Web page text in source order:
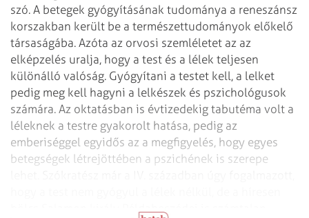
szó. A betegek gyógyításának tudománya a reneszánsz
korszakban került be a természettudományok előkelő
társaságába. Azóta az orvosi szemléletet az az
elképzelés uralja, hogy a test és a lélek teljesen
különálló valóság. Gyógyítani a testet kell, a lelket
pedig meg kell hagyni a lelkészek és pszichológusok
számára. Az oktatásban is évtizedekig tabutéma volt a
léleknek a testre gyakorolt hatása, pedig az
emberiséggel egyidős az a megfigyelés, hogy egyes
betegségek létrejöttében a pszichének is szerepe